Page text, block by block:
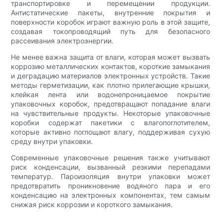
транспортировке и перемещении продукции.
Антистатические пакеты, внутренние покрытия и
поверхности коробок играют важную роль в этой защите,
создавая токопроводящий путь для безопасного
рассеивания электроэнергии.
Не менее важна защита от влаги, которая может вызвать
коррозию металлических контактов, короткие замыкания
и деградацию материалов электронных устройств. Такие
методы герметизации, как плотно прилегающие крышки,
клейкая лента или водонепроницаемое покрытие
упаковочных коробок, предотвращают попадание влаги
на чувствительные продукты. Некоторые упаковочные
коробки содержат пакетики с влагопоглотителем,
которые активно поглощают влагу, поддерживая сухую
среду внутри упаковки.
Современные упаковочные решения также учитывают
риск конденсации, вызванный резкими перепадами
температур. Пароизоляция внутри упаковки может
предотвратить проникновение водяного пара и его
конденсацию на электронных компонентах, тем самым
снижая риск коррозии и короткого замыкания.